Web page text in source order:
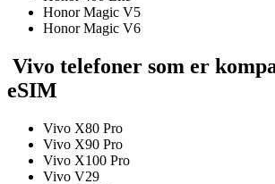
Honor Magic V5
Honor Magic V6
Vivo telefoner som er
eSIM
Vivo X80 Pro
Vivo X90 Pro
Vivo X100 Pro
Vivo V29